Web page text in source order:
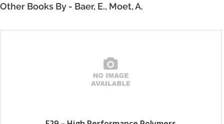
Other Books By - Baer, E., Moet, A.